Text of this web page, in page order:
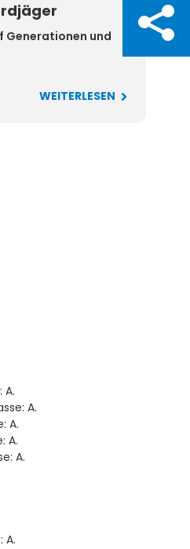
Generationen und
WEITERLESEN
A.
A.
A.
A.
A.
A.